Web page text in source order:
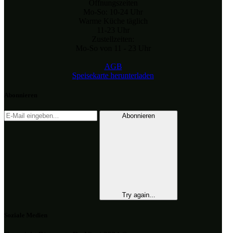
AGB
Speisekarte herunterladen
Abonnieren
Try again...